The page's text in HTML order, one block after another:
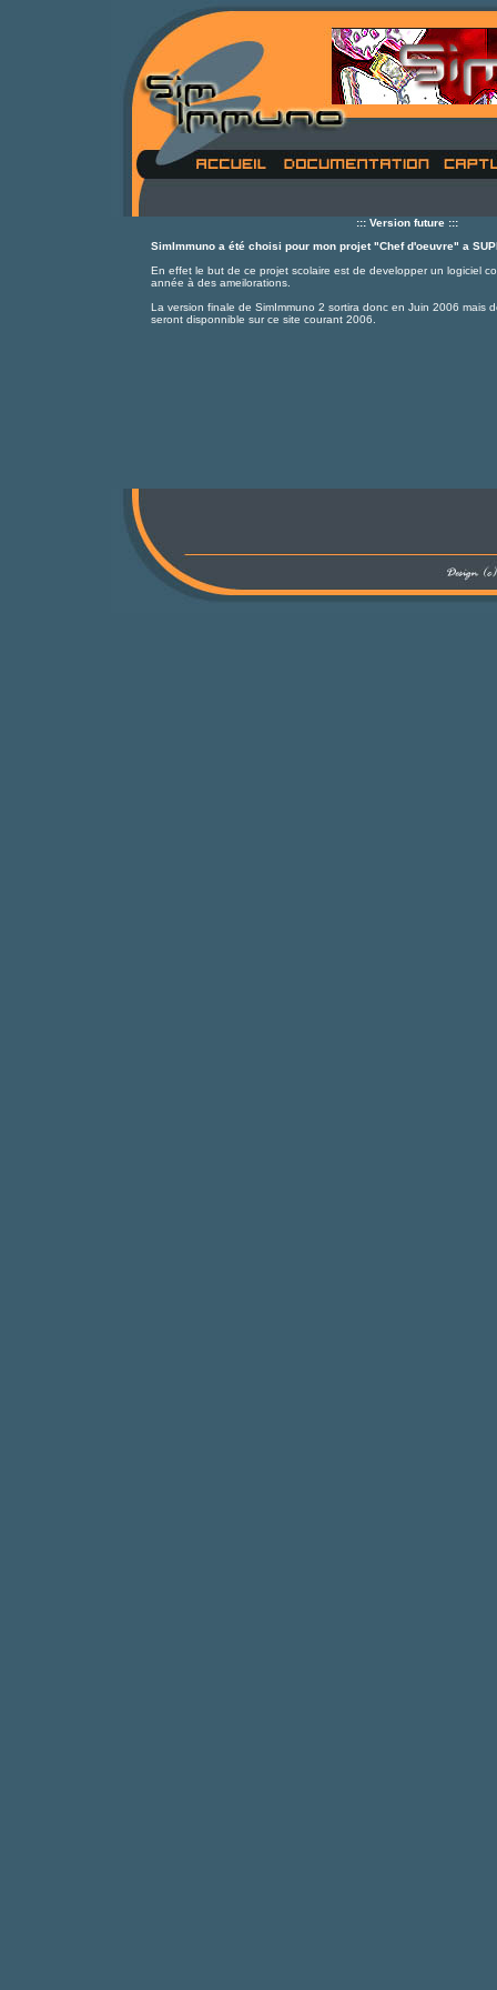
::: Version future :::
SimImmuno a été choisi pour mon projet "Chef d'oeuvre" a
En effet le but de ce projet scolaire est de developper un logiciel
année à des ameilorations.
La version finale de SimImmuno 2 sortira donc en Juin 2006 mais
seront disponnible sur ce site courant 2006.